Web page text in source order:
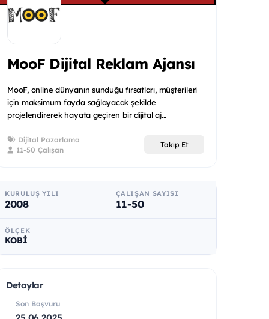
MooF Dijital Reklam Ajansı
MooF, online dünyanın sunduğu fırsatları, müşterileri
için maksimum fayda sağlayacak şekilde
projelendirerek hayata geçiren bir dijital aj...
Dijital Pazarlama
11-50 Çalışan
Takip Et
KURULUŞ YILI
2008
ÇALIŞAN SAYISI
11-50
ÖLÇEK
KOBİ
Detaylar
Son Başvuru